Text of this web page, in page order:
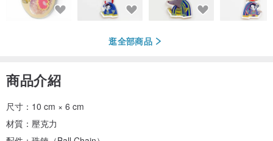
逛全部商品
商品介紹
尺寸：10 cm × 6 cm
材質：壓克力